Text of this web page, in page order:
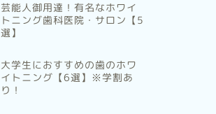
芸能人御用達！有名なホワイ
トニング歯科医院・サロン【5
選】
大学生におすすめの歯のホワ
イトニング【6選】※学割あ
り！